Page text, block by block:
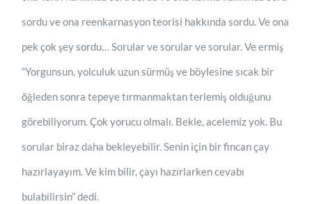
sordu ve ona reenkarnasyon teorisi hakkında sordu. Ve ona
pek çok şey sordu… Sorular ve sorular ve sorular. Ve ermiş
“Yorgunsun, yolculuk uzun sürmüş ve böylesine sıcak bir
öğleden sonra tepeye tırmanmaktan terlemiş olduğunu
görebiliyorum. Çok yorucu olmalı. Bekle, acelemiz yok. Bu
sorular biraz daha bekleyebilir. Senin için bir fincan çay
hazırlayayım. Ve kim bilir, çayı hazırlarken cevabı
bulabilirsin” dedi.